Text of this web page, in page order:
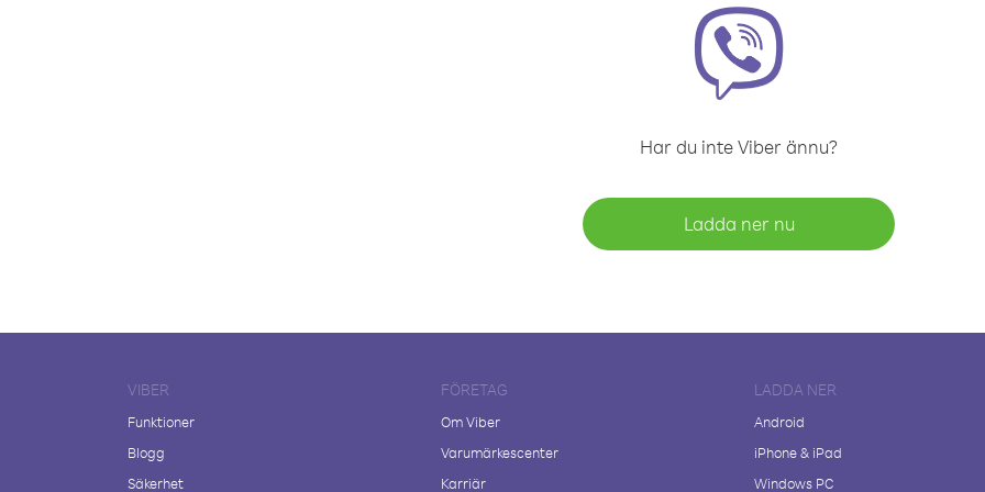
Har du inte Viber ännu?
Ladda ner nu
VIBER
Funktioner
Blogg
Säkerhet
FÖRETAG
Om Viber
Varumärkescenter
Karriär
LADDA NER
Android
iPhone & iPad
Windows PC